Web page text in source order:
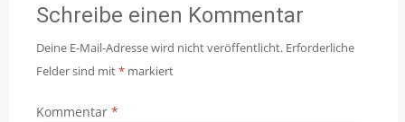
Schreibe einen Kommentar
Deine E-Mail-Adresse wird nicht veröffentlicht. Erforderliche
Felder sind mit* markiert
Kommentar *